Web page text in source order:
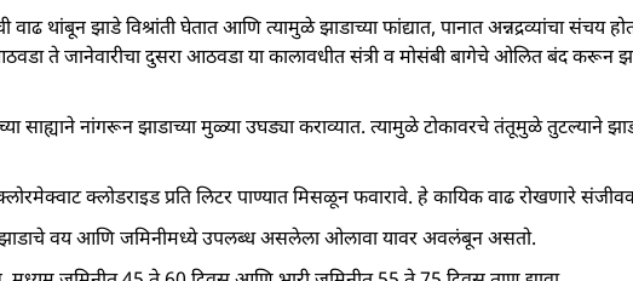
वाढ थांबून झाडे विश्रांती घेतात आणि त्यामुळे झाडाच्या फांद्यात, पानात अन्नद्रव्यांचा संचय
ते जानेवारीचा दुसरा आठवडा या कालावधीत संत्री व मोसंबी बागेचे ओलित बंद करून
साह्याने नांगरून झाडाच्या मुळ्या उघड्या कराव्यात. त्यामुळे टोकावरचे तंतूमुळे तुटल्याने
क्लोडराइड प्रति लिटर पाण्यात मिसळून फवारावे. हे कायिक वाढ रोखणारे
झाडाचे वय आणि जमिनीमध्ये उपलब्ध असलेला ओलावा यावर अवलंबून असतो.